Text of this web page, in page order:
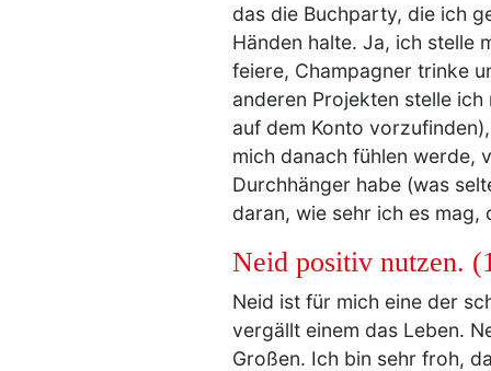
das die Buchparty, die ich
Händen halte. Ja, ich stelle
feiere, Champagner trinke
anderen Projekten stelle
auf dem Konto
mich danach fühlen werde,
Durchhänger habe (was
daran, wie sehr ich es mag,
Neid positiv nutzen.
Neid ist für mich eine der
vergällt einem das Leben.
Großen. Ich bin sehr froh,